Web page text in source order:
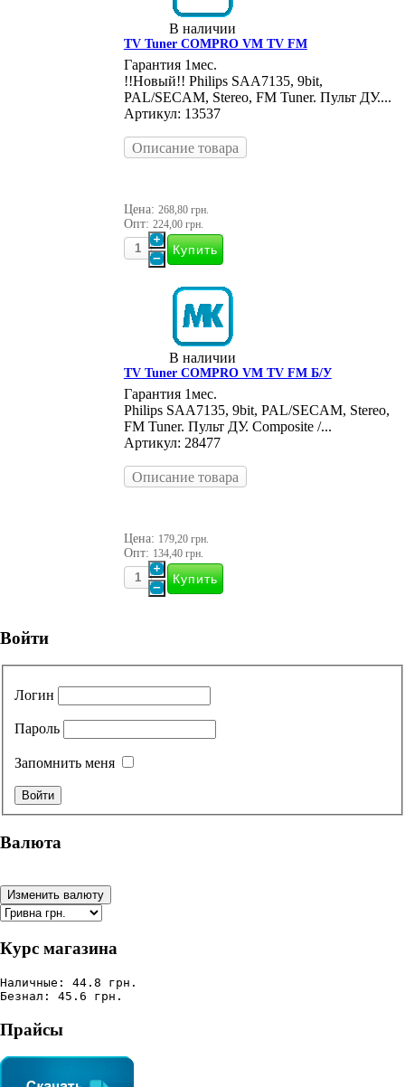
В наличии
TV Tuner COMPRO VM TV FM
Гарантия 1мес.
!!Новый!! Philips SAA7135, 9bit,
PAL/SECAM, Stereo, FM Tuner. Пульт ДУ....
Артикул: 13537
Описание товара
Цена: 268,80 грн.
Опт: 224,00 грн.
В наличии
TV Tuner COMPRO VM TV FM Б/У
Гарантия 1мес.
Philips SAA7135, 9bit, PAL/SECAM, Stereo,
FM Tuner. Пульт ДУ. Composite /...
Артикул: 28477
Описание товара
Цена: 179,20 грн.
Опт: 134,40 грн.
Войти
Логин
Пароль
Запомнить меня
Валюта
Курс магазина
Наличные: 44.8 грн.
Безнал: 45.6 грн.
Прайсы